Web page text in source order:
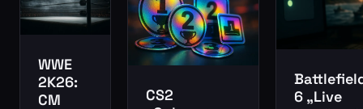
WWE
2K26:
CM
CS2
6 „Live